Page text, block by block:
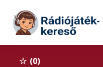
Tovább a tartalomhoz
0